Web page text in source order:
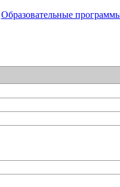
Образовательные